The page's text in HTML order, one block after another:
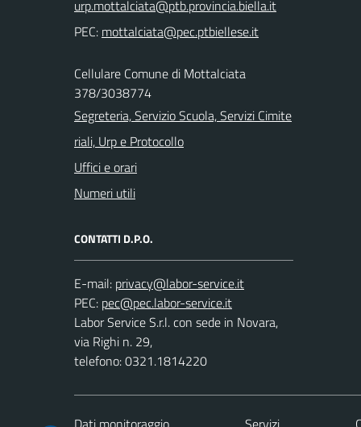
PEC:
Cellulare Comune di Mottalciata
378/3038774
Segreteria, Servizio Scuola, Servizi Cimite
riali, Urp e Protocollo
Uffici e orari
Numeri utili
CONTATTI D.P.O.
E-mail:
PEC:
Labor Service S.r.l. con sede in Novara,
via Righi n. 29,
telefono: 0321.1814220